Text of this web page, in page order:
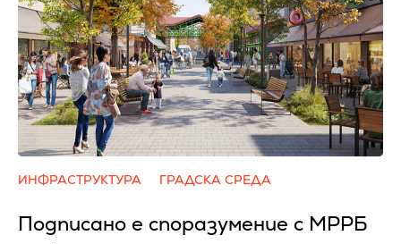
ИНФРАСТРУКТУРА ГРАДСКА СРЕДА
Подписано е споразумение с МРРБ